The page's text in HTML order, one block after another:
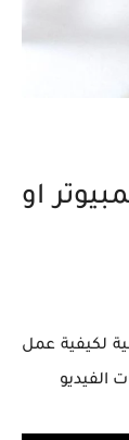
او
لكيفية عمل
الفيديو